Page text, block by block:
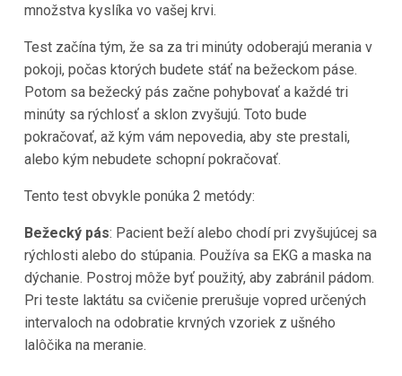
množstva kyslíka vo vašej krvi.
Test začína tým, že sa za tri minúty odoberajú merania v
pokoji, počas ktorých budete stáť na bežeckom páse.
Potom sa bežecký pás začne pohybovať a každé tri
minúty sa rýchlosť a sklon zvyšujú. Toto bude
pokračovať, až kým vám nepovedia, aby ste prestali,
alebo kým nebudete schopní pokračovať.
Tento test obvykle ponúka 2 metódy:
Bežecký pás: Pacient beží alebo chodí pri zvyšujúcej sa
rýchlosti alebo do stúpania. Používa sa EKG a maska na
dýchanie. Postroj môže byť použitý, aby zabránil pádom.
Pri teste laktátu sa cvičenie prerušuje vopred určených
intervaloch na odobratie krvných vzoriek z ušného
lalôčika na meranie.